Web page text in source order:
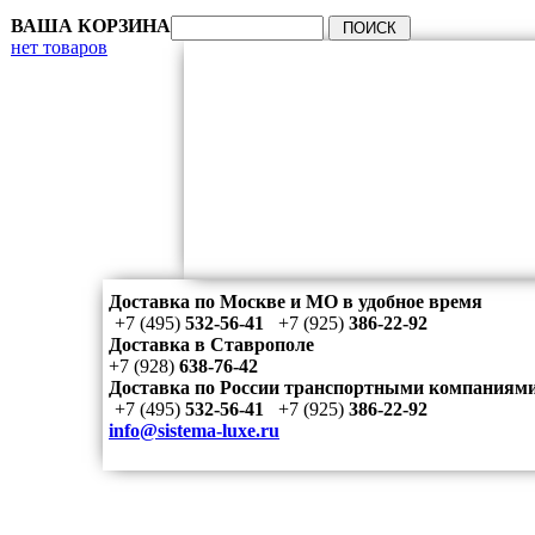
ВАША КОРЗИНА
нет товаров
Доставка по Москве и МО в удобное время
+7 (495) 532-56-41 +7 (925) 386-22-92
Доставка в Ставрополе
+7 (928) 638-76-42
Доставка по России транспортными
+7 (495) 532-56-41 +7 (925) 386-22-92
info@sistema-luxe.ru